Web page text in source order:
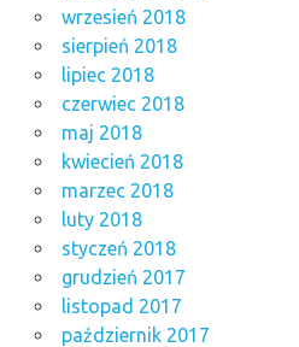
wrzesień 2018
sierpień 2018
lipiec 2018
czerwiec 2018
maj 2018
kwiecień 2018
marzec 2018
luty 2018
styczeń 2018
grudzień 2017
listopad 2017
październik 2017